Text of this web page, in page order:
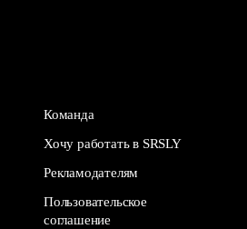
Команда
Хочу работать в SRSLY
Рекламодателям
Пользовательское
соглашение